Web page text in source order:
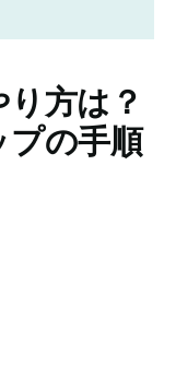
り方は？
の手順